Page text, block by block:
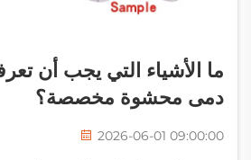
ما الأشياء التي يجب أن
دمى محشوة مخصصة؟
2026-06-01 09:00:00